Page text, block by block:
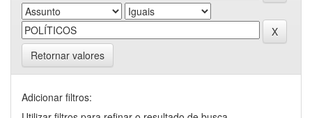
Retornar valores
Adicionar filtros: